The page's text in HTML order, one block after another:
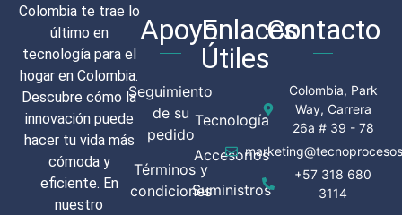
Colombia te trae lo
último en
tecnología para el
hogar en Colombia.
Descubre cómo la
innovación puede
hacer tu vida más
cómoda y
eficiente. En
nuestro
Apoyo
Seguimiento
de su
pedido
Términos y
condiciones
Enlaces
Útiles
Tecnología
Accesorios
Suministros
Contacto
Colombia, Park
Way, Carrera
26a # 39 - 78
+57 318 680
3114